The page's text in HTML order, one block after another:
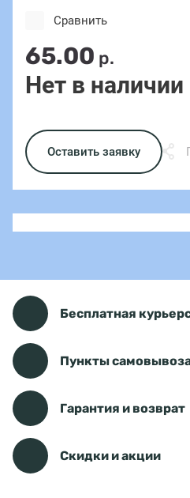
65.00 р.
Нет в наличии
Сравнить
Оставить заявку
Бесплатная
Пункты
Гарантия и возврат
Скидки и акции